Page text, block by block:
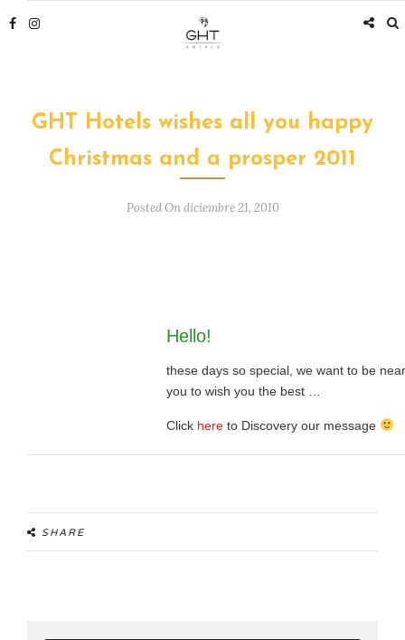
GHT Hotels wishes all you happy
Christmas and a prosper 2011
Posted On diciembre 21, 2010
Hello!
these days so special, we want to be near
you to wish you the best …
Click here to Discovery our message
SHARE